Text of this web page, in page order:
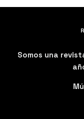
Somos una